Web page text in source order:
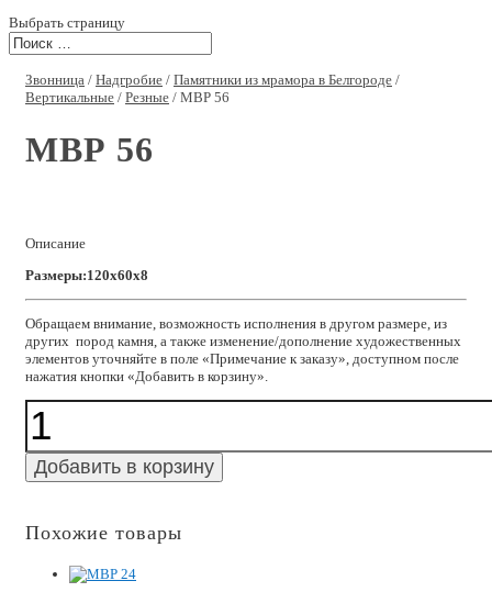
Выбрать страницу
Звонница / Надгробие / Памятники из мрамора в Белгороде /
Вертикальные / Резные / МВР 56
МВР 56
Описание
Размеры:120x60x8
Обращаем внимание, возможность исполнения в другом размере, из
других пород камня, а также изменение/дополнение художественных
элементов уточняйте в поле «Примечание к заказу», доступном после
нажатия кнопки «Добавить в корзину».
Количество
МВР
56
Добавить в корзину
Похожие товары